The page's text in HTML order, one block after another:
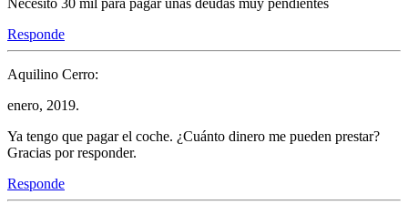
Necesito 30 mil para pagar unas deudas muy pendientes
Responde
Aquilino Cerro:
enero, 2019.
Ya tengo que pagar el coche. ¿Cuánto dinero me pueden prestar?
Gracias por responder.
Responde